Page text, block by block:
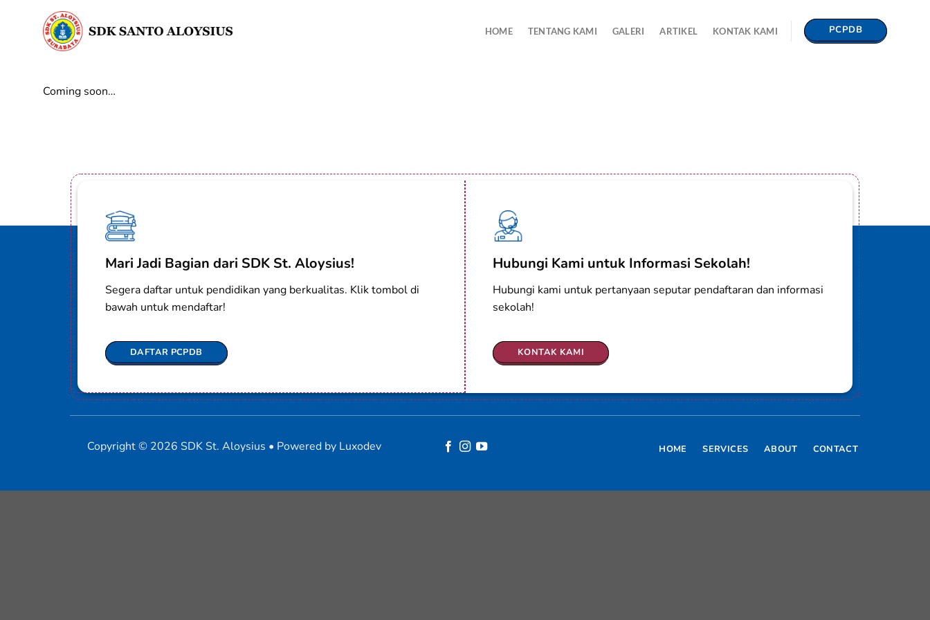
HOME TENTANG KAMI GALERI ARTIKEL KONTAK KAMI PCPDB
Coming soon…
Mari Jadi Bagian dari SDK St. Aloysius!
Segera daftar untuk pendidikan yang berkualitas. Klik tombol di
bawah untuk mendaftar!
DAFTAR PCPDB
Hubungi Kami untuk Informasi Sekolah!
Hubungi kami untuk pertanyaan seputar pendaftaran dan informasi
sekolah!
KONTAK KAMI
Copyright © 2026 SDK St. Aloysius • Powered by Luxodev HOME SERVICES ABOUT CONTACT